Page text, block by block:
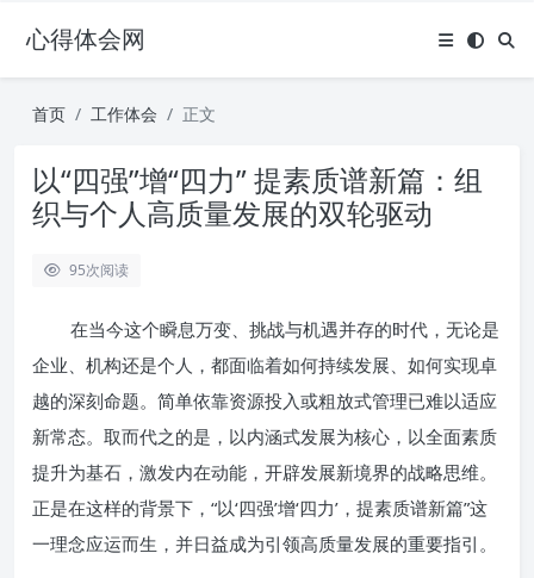
心得体会网
首页 工作体会 正文
以“四强”增“四力” 提素质谱新篇：组
织与个人高质量发展的双轮驱动
95次阅读
在当今这个瞬息万变、挑战与机遇并存的时代，无论是
企业、机构还是个人，都面临着如何持续发展、如何实现卓
越的深刻命题。简单依靠资源投入或粗放式管理已难以适应
新常态。取而代之的是，以内涵式发展为核心，以全面素质
提升为基石，激发内在动能，开辟发展新境界的战略思维。
正是在这样的背景下，“以‘四强’增‘四力’，提素质谱新篇”这
一理念应运而生，并日益成为引领高质量发展的重要指引。